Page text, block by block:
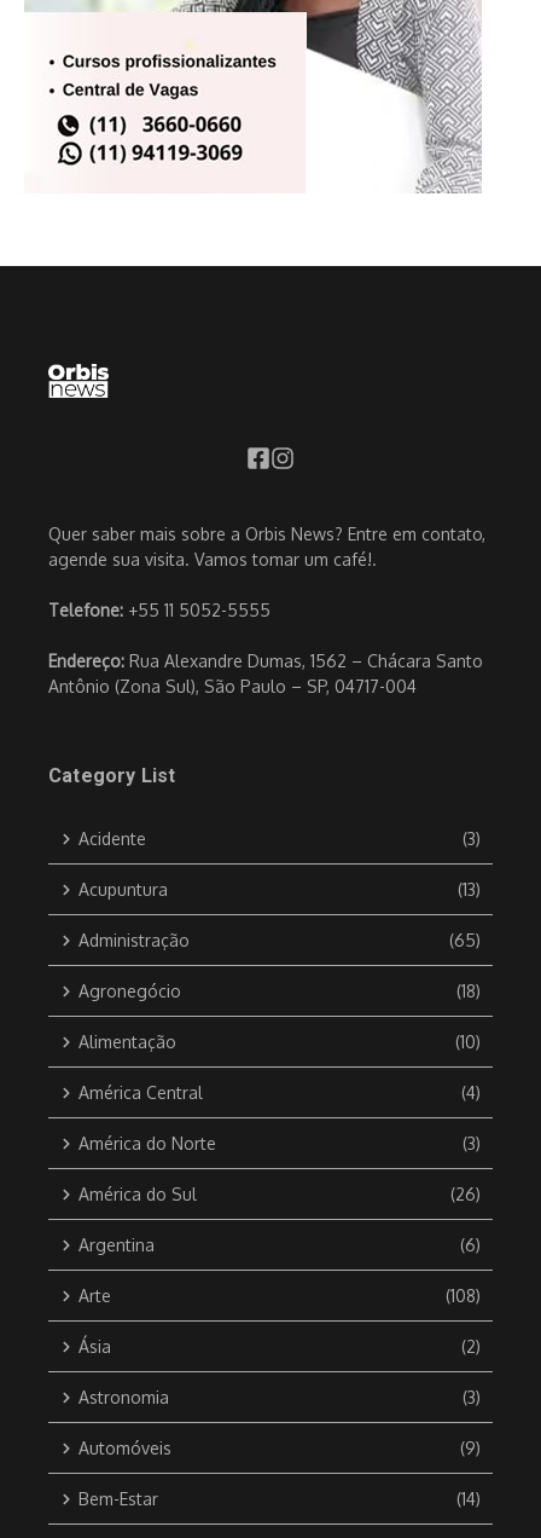
Quer saber mais sobre a Orbis News? Entre em contato,
agende sua visita. Vamos tomar um café!.
Telefone: +55 11 5052-5555
Endereço: Rua Alexandre Dumas, 1562 – Chácara Santo
Antônio (Zona Sul), São Paulo – SP, 04717-004
Category List
Acidente (3)
Acupuntura (13)
Administração (65)
Agronegócio (18)
Alimentação (10)
América Central (4)
América do Norte (3)
América do Sul (26)
Argentina (6)
Arte (108)
Ásia (2)
Astronomia (3)
Automóveis (9)
Bem-Estar (14)